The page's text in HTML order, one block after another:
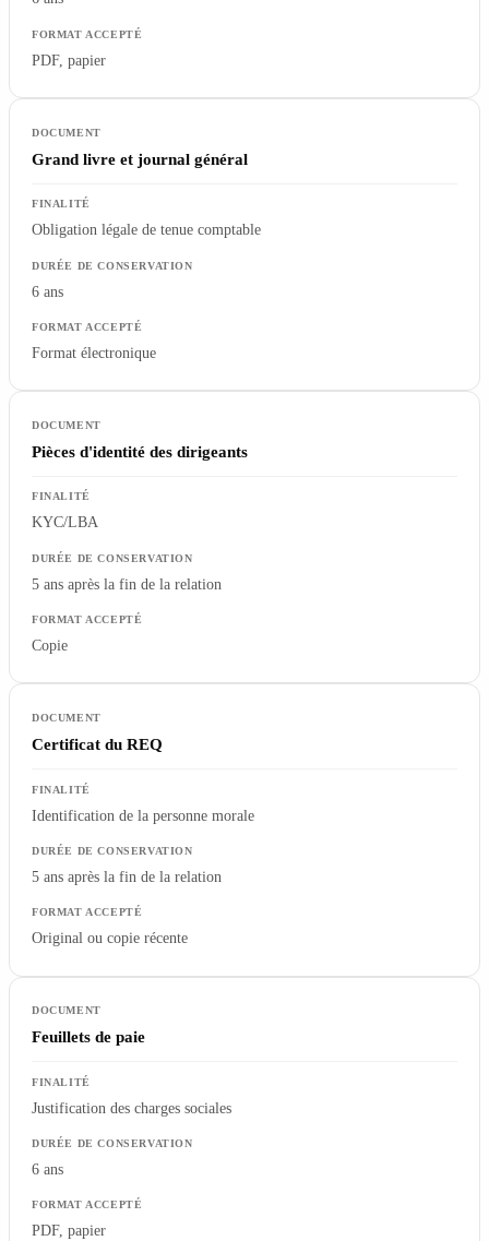
PDF, papier
Grand livre et journal général
Obligation légale de tenue comptable
6 ans
Format électronique
Pièces d'identité des dirigeants
KYC/LBA
5 ans après la fin de la relation
Copie
Certificat du REQ
Identification de la personne morale
5 ans après la fin de la relation
Original ou copie récente
Feuillets de paie
Justification des charges sociales
6 ans
PDF, papier